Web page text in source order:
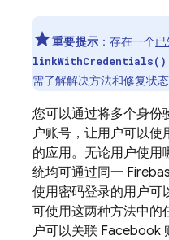
重要提示 ：存在一个
linkWithCredentials()
需了解解决方法和修复状
您可以通过将多个身份
户账号，让用户可以使
的应用。无论用户使用
统均可通过同一
使用密码登录的用户可
可使用这两种方法中的
户可以关联 Facebook